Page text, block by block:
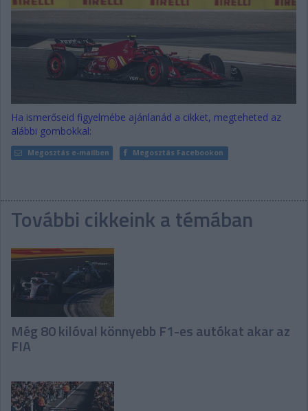
Ha ismerőseid figyelmébe ajánlanád a cikket, megteheted az
alábbi gombokkal:
Megosztás e-mailben Megosztás Facebookon
További cikkeink a témában
Még 80 kilóval könnyebb F1-es autókat akar az
FIA